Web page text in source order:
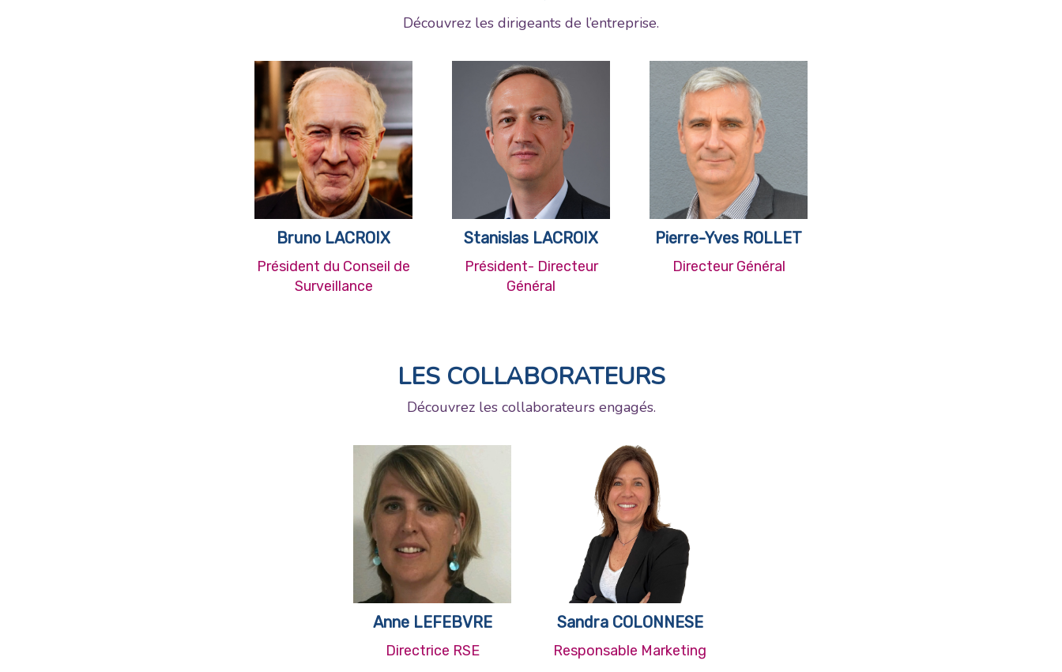
Découvrez les dirigeants de l’entreprise.
Bruno LACROIX
Président du Conseil de
Surveillance
Stanislas LACROIX
Président- Directeur
Général
Pierre-Yves ROLLET
Directeur Général
LES COLLABORATEURS
Découvrez les collaborateurs engagés.
Anne LEFEBVRE
Directrice RSE
Sandra COLONNESE
Responsable Marketing